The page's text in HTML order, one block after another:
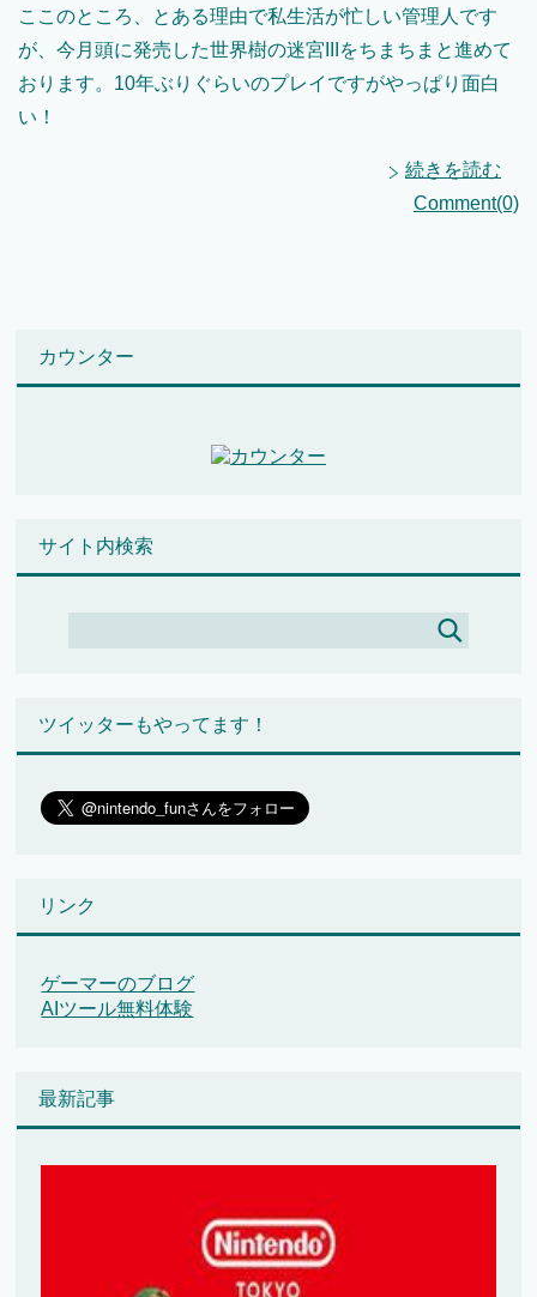
ここのところ、とある理由で私生活が忙しい管理人です
が、今月頭に発売した世界樹の迷宮IIIをちまちまと進めて
おります。10年ぶりぐらいのプレイですがやっぱり面白
い！
続きを読む
Comment(0)
カウンター
サイト内検索
ツイッターもやってます！
リンク
ゲーマーのブログ
AIツール無料体験
最新記事